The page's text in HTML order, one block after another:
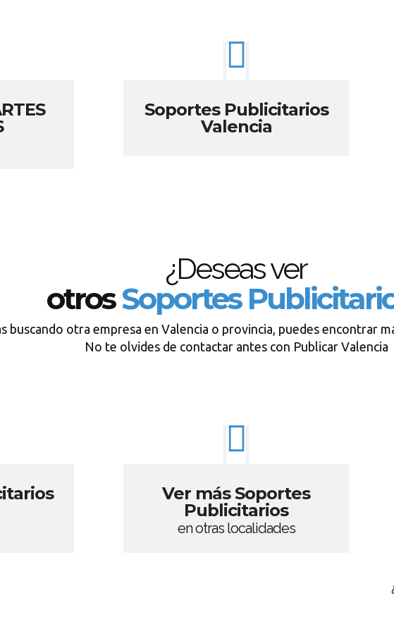
Soportes Publicitarios
Valencia
¿Deseas ver
otrosSoportes
buscando otra empresa en Valencia o provincia, puedes encontrar
No te olvides de contactar antes con Publicar Valencia
Ver más Soportes
Publicitarios
en otras localidades